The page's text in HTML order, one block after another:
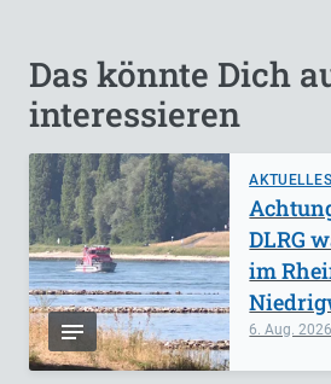
Das könnte Dich
interessieren
AKTUELLES
6. Aug. 2026
DLRG
im